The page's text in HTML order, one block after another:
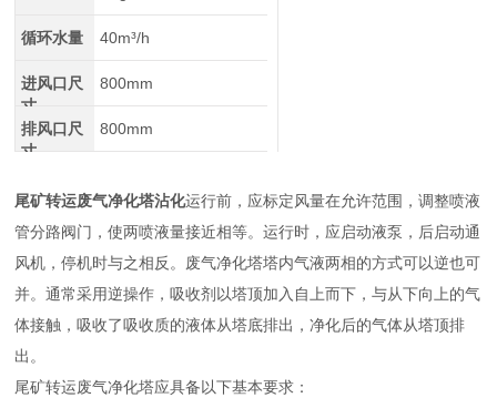
循环水量 40m³/h
进风口尺
寸
800mm
排风口尺
寸
800mm
尾矿转运废气净化塔沾化运行前，应标定风量在允许范围，调整喷液
管分路阀门，使两喷液量接近相等。运行时，应启动液泵，后启动通
风机，停机时与之相反。废气净化塔塔内气液两相的方式可以逆也可
并。通常采用逆操作，吸收剂以塔顶加入自上而下，与从下向上的气
体接触，吸收了吸收质的液体从塔底排出，净化后的气体从塔顶排
出。
尾矿转运废气净化塔应具备以下基本要求：